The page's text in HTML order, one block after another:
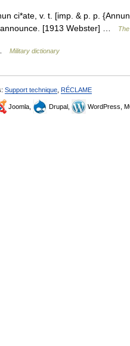
ci*ate, v. t. [imp. & p. p.
[1913 Webster] …
Military dictionary
Support technique RÉCLAME
Joomla, Drupal, WordPress,